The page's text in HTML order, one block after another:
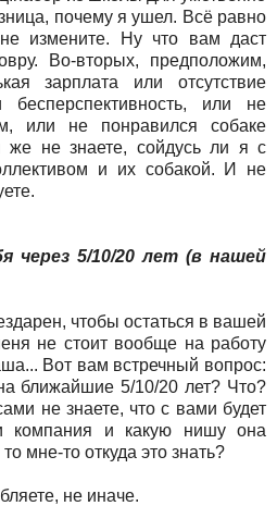
почему я ушел. Всё равно
измените. Ну что вам даст
Во-вторых, предположим,
зарплата или отсутствие
бесперспективность, или не
или не понравился собаке
же не знаете, сойдусь ли я с
и их собакой. И не
через 5/10/20 лет (в нашей
чтобы остаться в вашей
не стоит вообще на работу
Вот вам встречный вопрос:
ближайшие 5/10/20 лет? Что?
не знаете, что с вами будет
компания и какую нишу она
мне-то откуда это знать?
не иначе.